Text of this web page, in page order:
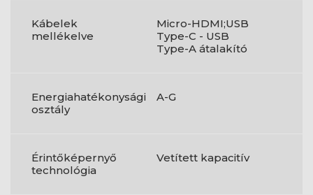
Kábelek
mellékelve
Micro-HDMI;USB
Type-C - USB
Type-A átalakító
Energiahatékonysági
osztály
A-G
Érintőképernyő
technológia
Vetített kapacitív